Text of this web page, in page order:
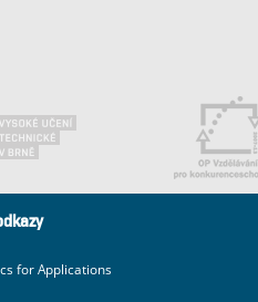
for Applications